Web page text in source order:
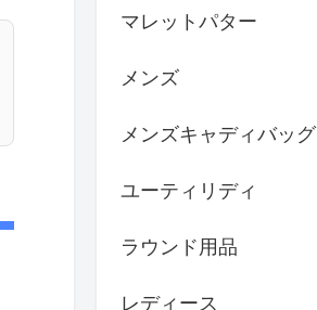
マレットパター
メンズ
メンズキャディバッグ
ユーティリディ
ラウンド用品
レディース